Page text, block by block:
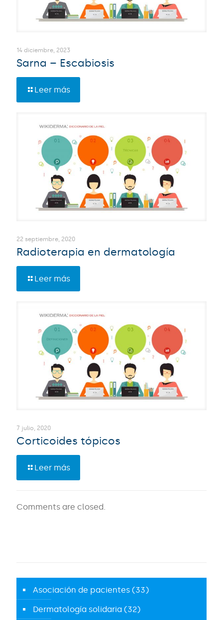
14 diciembre, 2023
Sarna – Escabiosis
Leer más
22 septiembre, 2020
Radioterapia en dermatología
Leer más
7 julio, 2020
Corticoides tópicos
Leer más
Comments are closed.
Asociación de pacientes (33)
Dermatología solidaria (32)